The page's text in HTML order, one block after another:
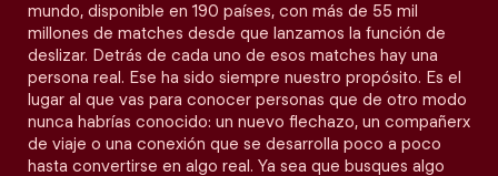
mundo, disponible en 190 países, con más de 55 mil
millones de matches desde que lanzamos la función de
deslizar. Detrás de cada uno de esos matches hay una
persona real. Ese ha sido siempre nuestro propósito. Es el
lugar al que vas para conocer personas que de otro modo
nunca habrías conocido: un nuevo flechazo, un compañerx
de viaje o una conexión que se desarrolla poco a poco
hasta convertirse en algo real. Ya sea que busques algo